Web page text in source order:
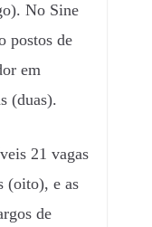
No Sine
postos de
em
(duas).
21 vagas
(oito), e as
de